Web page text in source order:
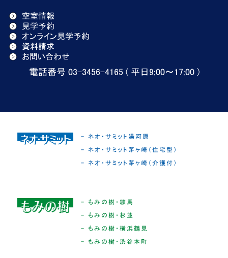
空室情報
見学予約
オンライン見学予約
資料請求
お問い合わせ
電話番号 03-3456-4165 ( 平日9:00〜17:00 )
- ネオ・サミット湯河原
- ネオ・サミット茅ヶ崎（住宅型）
- ネオ・サミット茅ヶ崎（介護付）
- もみの樹・練馬
- もみの樹・杉並
- もみの樹・横浜鶴見
- もみの樹・渋谷本町